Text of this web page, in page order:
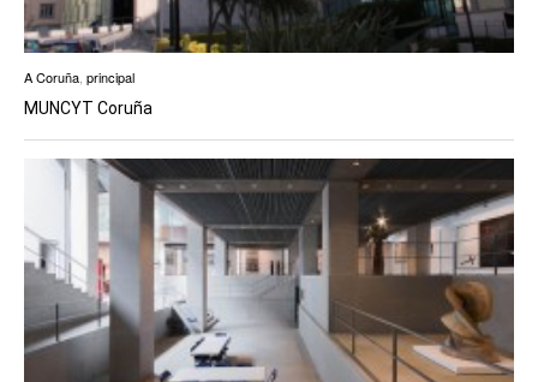
A Coruña principal
MUNCYT Coruña